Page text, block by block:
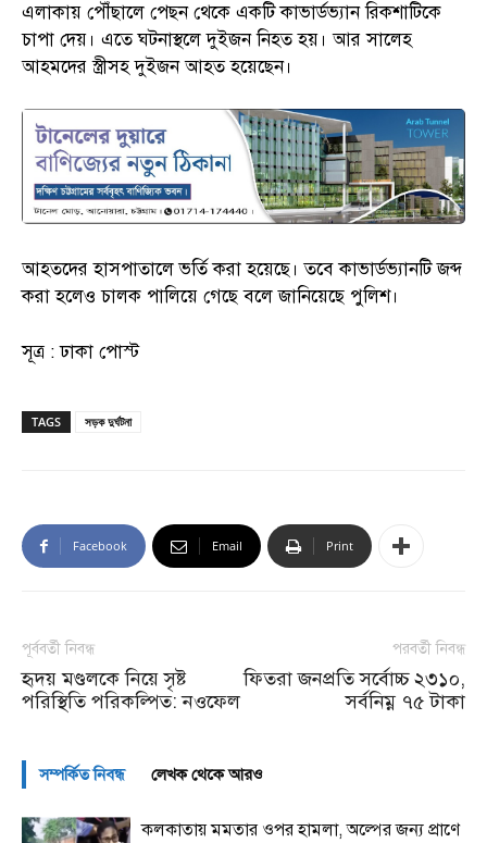
এলাকায় পৌঁছালে পেছন থেকে একটি কাভার্ডভ্যান রিকশাটিকে
চাপা দেয়। এতে ঘটনাস্থলে দুইজন নিহত হয়। আর সালেহ
আহমদের স্ত্রীসহ দুইজন আহত হয়েছেন।
আহতদের হাসপাতালে ভর্তি করা হয়েছে। তবে কাভার্ডভ্যানটি জব্দ
করা হলেও চালক পালিয়ে গেছে বলে জানিয়েছে পুলিশ।
সূত্র : ঢাকা পোস্ট
TAGS সড়ক দুর্ঘটনা
Facebook Email Print
পূর্ববর্তী নিবন্ধ
হৃদয় মণ্ডলকে নিয়ে সৃষ্ট
পরিস্থিতি পরিকল্পিত: নওফেল
পরবর্তী নিবন্ধ
ফিতরা জনপ্রতি সর্বোচ্চ ২৩১০,
সর্বনিম্ন ৭৫ টাকা
সম্পর্কিত নিবন্ধ লেখক থেকে আরও
কলকাতায় মমতার ওপর হামলা, অল্পের জন্য প্রাণে